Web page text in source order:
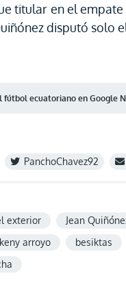
titular en el empate
disputó
fútbol ecuatoriano en Google
PanchoChavez92
exterior Jean
keny arroyo besiktas